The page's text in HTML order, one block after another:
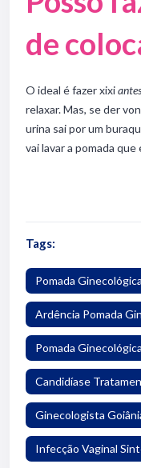
de
O ideal é fazer xixiantes
relaxar. Mas, se der
urina sai por um
vai lavar a pomada
Tags:
Pomada Ginecológica
Ardência Pomada
Pomada
Candidíase
Ginecologista
Infecção Vaginal